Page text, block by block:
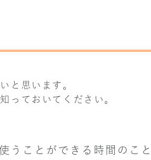
と思います。
っておいてください。
うことができる時間のこ